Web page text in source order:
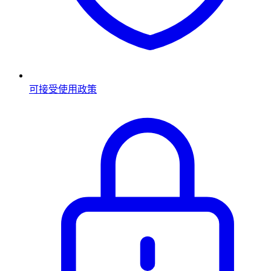
可接受使用政策